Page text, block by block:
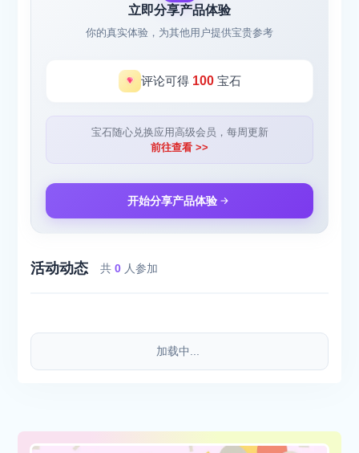
立即分享产品体验
你的真实体验，为其他用户提供宝贵参考
评论可得 100宝石
宝石随心兑换应用高级会员，每周更新
前往查看 >>
开始分享产品体验
活动动态 共0 人参加
加载中...